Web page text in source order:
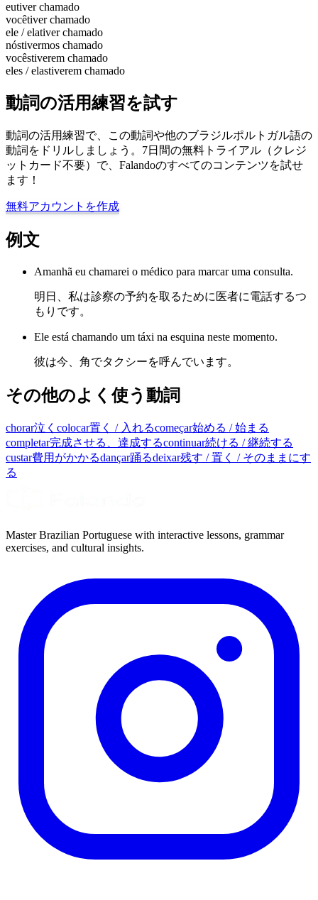
eutiver chamado
vocêtiver chamado
ele / elativer chamado
nóstivermos chamado
vocêstiverem chamado
eles / elastiverem chamado
動詞の活用練習を試す
動詞の活用練習で、この動詞や他のブラジルポルトガル語の
動詞をドリルしましょう。7日間の無料トライアル（クレジ
ットカード不要）で、Falandoのすべてのコンテンツを試せ
ます！
無料アカウントを作成
例文
Amanhã eu chamarei o médico para marcar uma consulta.
明日、私は診察の予約を取るために医者に電話するつ
もりです。
Ele está chamando um táxi na esquina neste momento.
彼は今、角でタクシーを呼んでいます。
その他のよく使う動詞
chorar泣く colocar置く / 入れるcomeçar始める / 始まる
completar完成させる、達成するcontinuar続ける / 継続する
custar費用がかかるdançar踊るdeixar残す / 置く / そのままにす
る
Master Brazilian Portuguese with interactive lessons, grammar
exercises, and cultural insights.